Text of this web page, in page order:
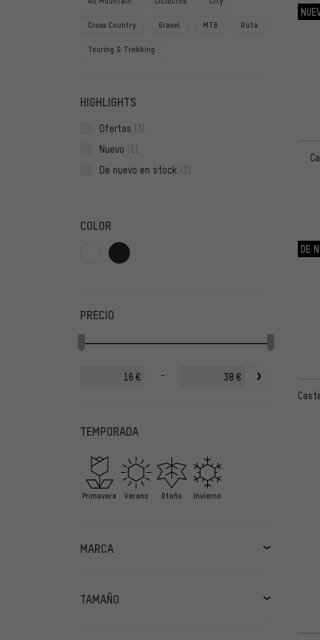
Cross Country Gravel MTB Ruta
Touring & Trekking
HIGHLIGHTS
Ofertas (3)
Nuevo (1)
De nuevo en stock (3)
COLOR
PRECIO
€ - €
TEMPORADA
Primavera Verano Otoño Invierno
MARCA
Castelli
TAMAÑO
DE